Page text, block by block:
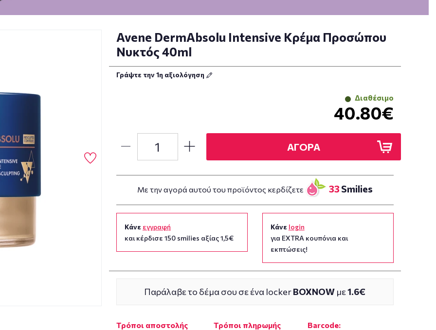
Avene DermAbsolu Intensive Κρέμα Προσώπου
Νυκτός 40ml
Γράψτε την 1η αξιολόγηση
Διαθέσιμο
40.80€
ΑΓΟΡΑ
Με την αγορά αυτού του προϊόντος κερδίζετε 33 Smilies
Κάνε εγγραφή
και κέρδισε 150 smilies αξίας 1,5€
Κάνε login
για EXTRA κουπόνια και
εκπτώσεις!
Παράλαβε το δέμα σου σε ένα lockerBOXNOW με1.6€
Τρόποι αποστολής Τρόποι πληρωμής
Barcode: